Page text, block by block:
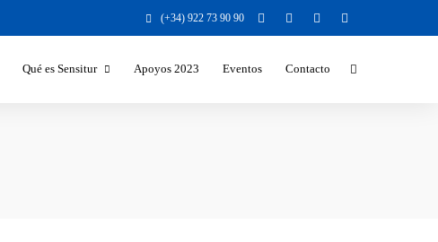
(+34) 922 73 90 90
Qué es Sensitur Apoyos 2023 Eventos Contacto